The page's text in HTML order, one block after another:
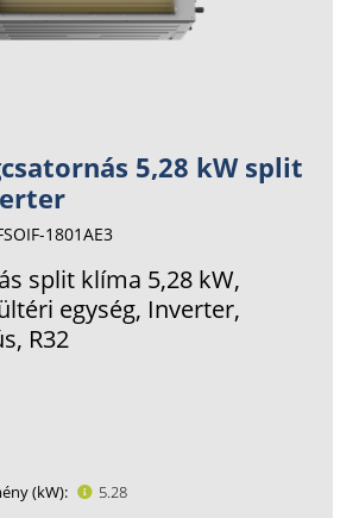
5,28 kW split
1801AE3
split klíma 5,28 kW,
egység, Inverter,
R32
(kW)
5.28